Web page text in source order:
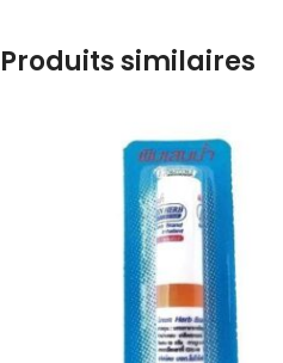
Produits similaires